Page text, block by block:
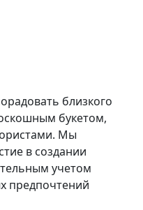
близкого
букетом,
Мы
в создании
учетом
предпочтений